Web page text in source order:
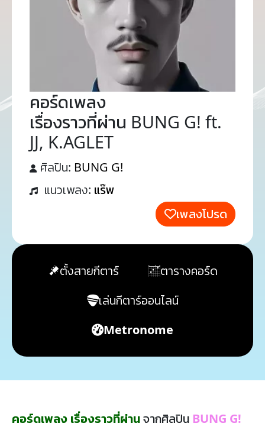
คอร์ดเพลง
เรื่องราวที่ผ่าน BUNG G! ft.
JJ, K.AGLET
ศิลปิน: BUNG G!
แนวเพลง: แร๊พ
เพลงโปรด
ตั้งสายกีตาร์
ตารางคอร์ด
เล่นกีตาร์ออนไลน์
Metronome
คอร์ดเพลง เรื่องราวที่ผ่านจากศิลปิน BUNG G!